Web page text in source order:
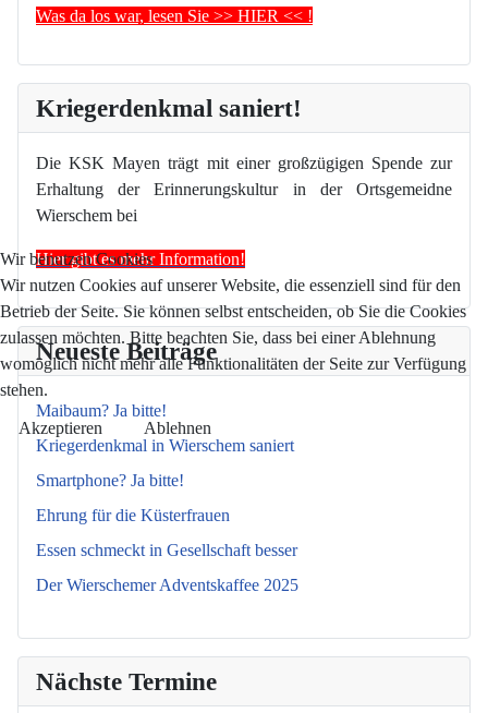
Was da los war, lesen Sie >> HIER << !
Kriegerdenkmal saniert!
Die KSK Mayen trägt mit einer großzügigen Spende zur
Erhaltung der Erinnerungskultur in der Ortsgemeidne
Wierschem bei
Hier gibt es mehr Information!
Neueste Beiträge
Maibaum? Ja bitte!
Kriegerdenkmal in Wierschem saniert
Smartphone? Ja bitte!
Ehrung für die Küsterfrauen
Essen schmeckt in Gesellschaft besser
Der Wierschemer Adventskaffee 2025
Nächste Termine
Wir benutzen Cookies
Wir nutzen Cookies auf unserer Website, die essenziell sind für den
Betrieb der Seite. Sie können selbst entscheiden, ob Sie die Cookies
zulassen möchten. Bitte beachten Sie, dass bei einer Ablehnung
womöglich nicht mehr alle Funktionalitäten der Seite zur Verfügung
stehen.
Akzeptieren Ablehnen